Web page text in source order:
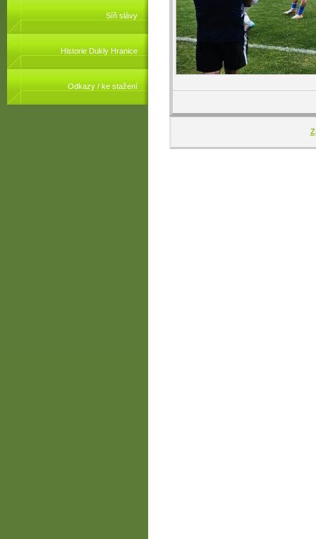
Síň slávy
Historie Dukly Hranice
Odkazy / ke stažení